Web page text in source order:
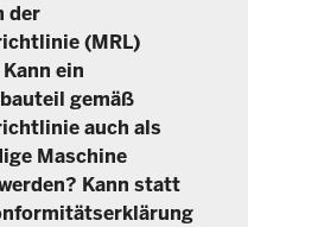
der
(MRL)
ein
gemäß
auch als
Maschine
Kann statt